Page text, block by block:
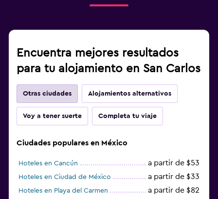
Encuentra mejores resultados
para tu alojamiento en San Carlos
Otras ciudades Alojamientos alternativos
Voy a tener suerte Completa tu viaje
Ciudades populares en México
Hoteles en Cancún a partir de $53
Hoteles en Ciudad de México a partir de $33
Hoteles en Playa del Carmen a partir de $82